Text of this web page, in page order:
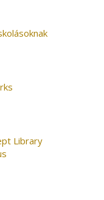
Library